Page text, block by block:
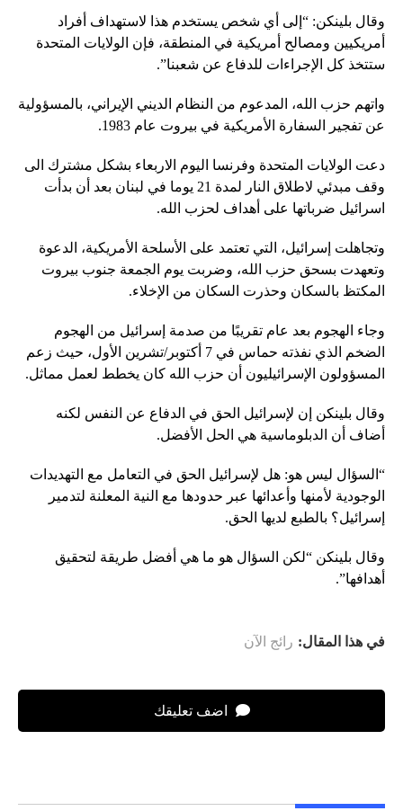
وقال بلينكن: “إلى أي شخص يستخدم هذا لاستهداف أفراد
أمريكيين ومصالح أمريكية في المنطقة، فإن الولايات المتحدة
ستتخذ كل الإجراءات للدفاع عن شعبنا”.
واتهم حزب الله، المدعوم من النظام الديني الإيراني، بالمسؤولية
عن تفجير السفارة الأمريكية في بيروت عام 1983.
دعت الولايات المتحدة وفرنسا اليوم الاربعاء بشكل مشترك الى
وقف مبدئي لاطلاق النار لمدة 21 يوما في لبنان بعد أن بدأت
اسرائيل ضرباتها على أهداف لحزب الله.
وتجاهلت إسرائيل، التي تعتمد على الأسلحة الأمريكية، الدعوة
وتعهدت بسحق حزب الله، وضربت يوم الجمعة جنوب بيروت
المكتظ بالسكان وحذرت السكان من الإخلاء.
وجاء الهجوم بعد عام تقريبًا من صدمة إسرائيل من الهجوم
الضخم الذي نفذته حماس في 7 أكتوبر/تشرين الأول، حيث زعم
المسؤولون الإسرائيليون أن حزب الله كان يخطط لعمل مماثل.
وقال بلينكن إن لإسرائيل الحق في الدفاع عن النفس لكنه
أضاف أن الدبلوماسية هي الحل الأفضل.
“السؤال ليس هو: هل لإسرائيل الحق في التعامل مع التهديدات
الوجودية لأمنها وأعدائها عبر حدودها مع النية المعلنة لتدمير
إسرائيل؟ بالطبع لديها الحق.
وقال بلينكن “لكن السؤال هو ما هي أفضل طريقة لتحقيق
أهدافها”.
في هذا المقال: رائج الآن
اضف تعليقك